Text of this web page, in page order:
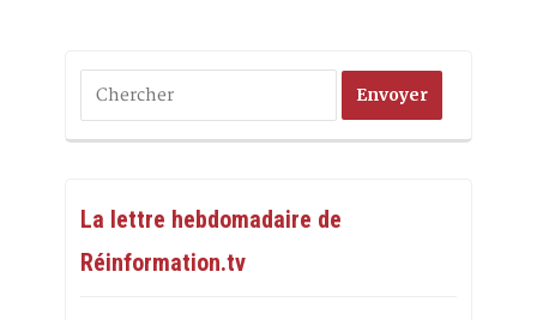
La lettre hebdomadaire de
Réinformation.tv